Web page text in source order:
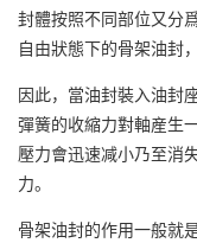
封體按照不同部位又分
自由狀態下的骨架油封
因此，當油封裝入油封
彈簧的收縮力對軸産生
壓力會迅速减小乃至消
力。
骨架油封的作用一般就